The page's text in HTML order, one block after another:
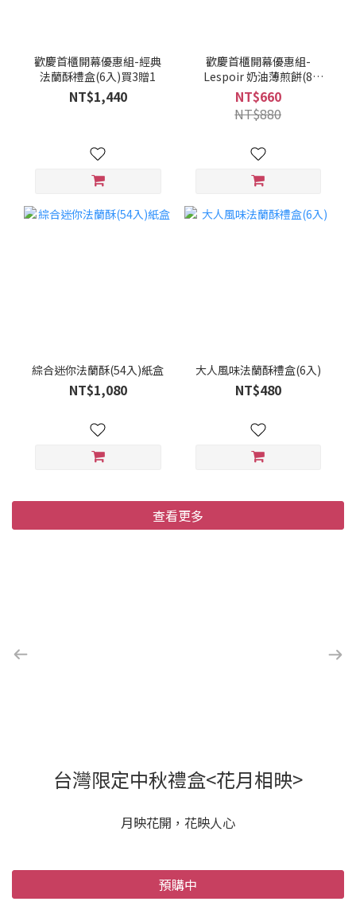
歡慶首櫃開幕優惠組-經典
法蘭酥禮盒(6入)買3贈1
NT$1,440
歡慶首櫃開幕優惠組-
Lespoir 奶油薄煎餅(8
入)+杏仁薄煎餅(5入)-共4
袋裝
NT$660
NT$880
綜合迷你法蘭酥(54入)紙盒
NT$1,080
大人風味法蘭酥禮盒(6入)
NT$480
查看更多
台灣限定中秋禮盒<花月相映>
月映花開，花映人心
預購中